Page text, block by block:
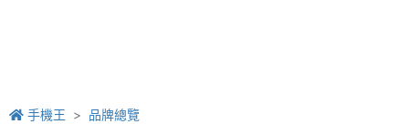
手機王 品牌總覽